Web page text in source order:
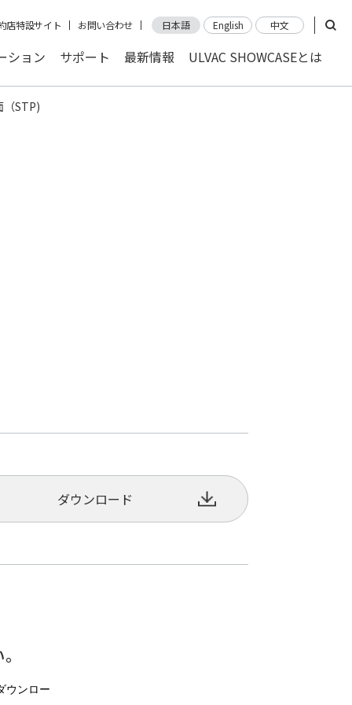
店特設サイト お問い合わせ 日本語 English 中文
ション サポート 最新情報 ULVAC SHOWCASEとは
STP)
ダウンロード
ウンロー